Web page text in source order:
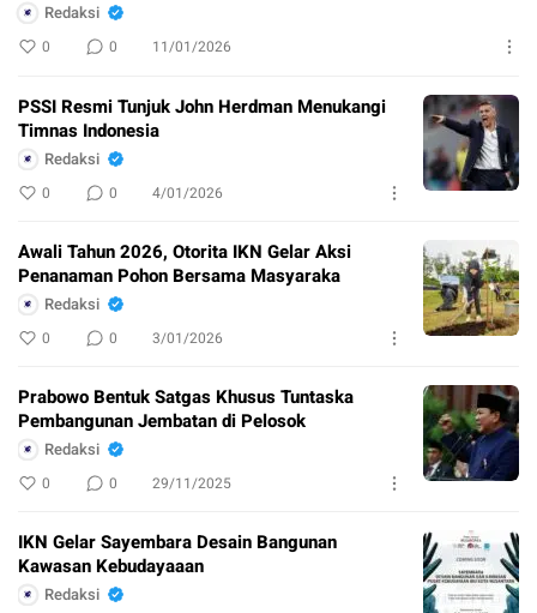
Redaksi
0 0 11/01/2026
PSSI Resmi Tunjuk John Herdman Menukangi
Timnas Indonesia
Redaksi
0 0 4/01/2026
Awali Tahun 2026, Otorita IKN Gelar Aksi
Penanaman Pohon Bersama Masyaraka
Redaksi
0 0 3/01/2026
Prabowo Bentuk Satgas Khusus Tuntaska
Pembangunan Jembatan di Pelosok
Redaksi
0 0 29/11/2025
IKN Gelar Sayembara Desain Bangunan
Kawasan Kebudayaaan
Redaksi